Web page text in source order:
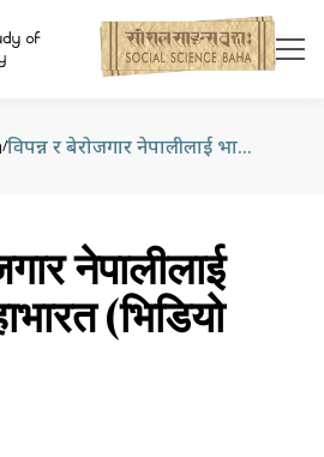
/ विपन्न र बेरोजगार नेपालीलाई भारत छिर्नै महाभारत (भिडियो रिपोर्टसहित)
नेपालीलाई
(भिडियो